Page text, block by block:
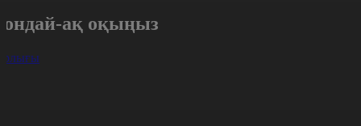
ақ оқыңыз